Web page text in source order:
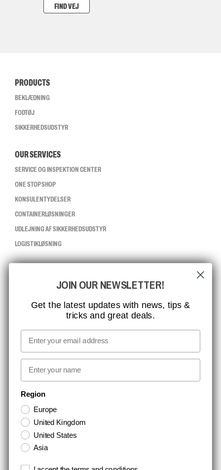
FIND VEJ
PRODUCTS
BEKLÆDNING
FODTØJ
SIKKERHEDSUDSTYR
OUR SERVICES
SERVICE OG INSPEKTION CENTER
ONE STOP SHOP
KONSULENTYDELSER
CONTAINERLØSNINGER
UDLEJNING AF SIKKERHEDSUDSTYR
LOGISTIKLØSNING
ISO-CERTIFICERING
GLOBAL RÆKKEVIDDE
MISSION, VISION OG VÆRDIER
KONTAKT
MEDIA
NYHEDSBREV TILMELDING
Hold dig opdateret med gode tilbud og produktnyheder. Din e-mail
opbevares sikkert og du kan til enhver tid
JOIN OUR NEWSLETTER!
Get the latest updates with news, tips &
tricks and great deals.
Email
First name
Region
Europe
United Kingdom
United States
Asia
Terms and conditions